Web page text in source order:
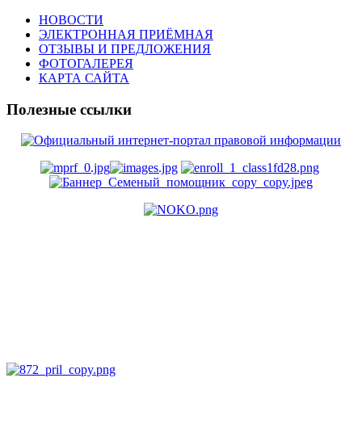
НОВОСТИ
ЭЛЕКТРОННАЯ ПРИЁМНАЯ
ОТЗЫВЫ И ПРЕДЛОЖЕНИЯ
ФОТОГАЛЕРЕЯ
КАРТА САЙТА
Полезные ссылки